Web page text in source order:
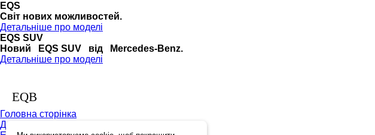
EQS
Cвіт нових можливостей.
Детальніше про моделі
EQS SUV
Новий EQS SUV від Mercedes-Benz.
Детальніше про моделі
EQB
Головна сторінка
Детальна інформація